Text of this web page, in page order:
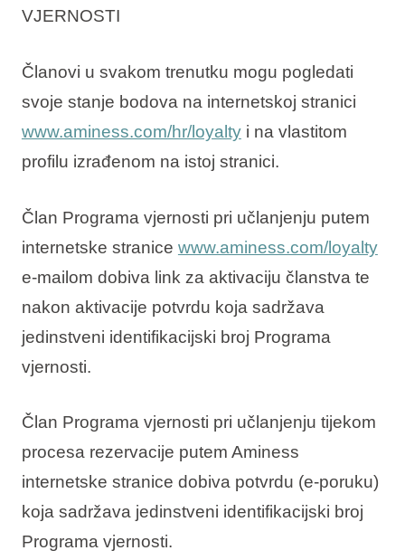
VJERNOSTI
Članovi u svakom trenutku mogu pogledati
svoje stanje bodova na internetskoj stranici
www.aminess.com/hr/loyaltyi na vlastitom
profilu izrađenom na istoj stranici.
Član Programa vjernosti pri učlanjenju putem
internetske stranice www.aminess.com/loyalty
e-mailom dobiva link za aktivaciju članstva te
nakon aktivacije potvrdu koja sadržava
jedinstveni identifikacijski broj Programa
vjernosti.
Član Programa vjernosti pri učlanjenju tijekom
procesa rezervacije putem Aminess
internetske stranice dobiva potvrdu (e-poruku)
koja sadržava jedinstveni identifikacijski broj
Programa vjernosti.